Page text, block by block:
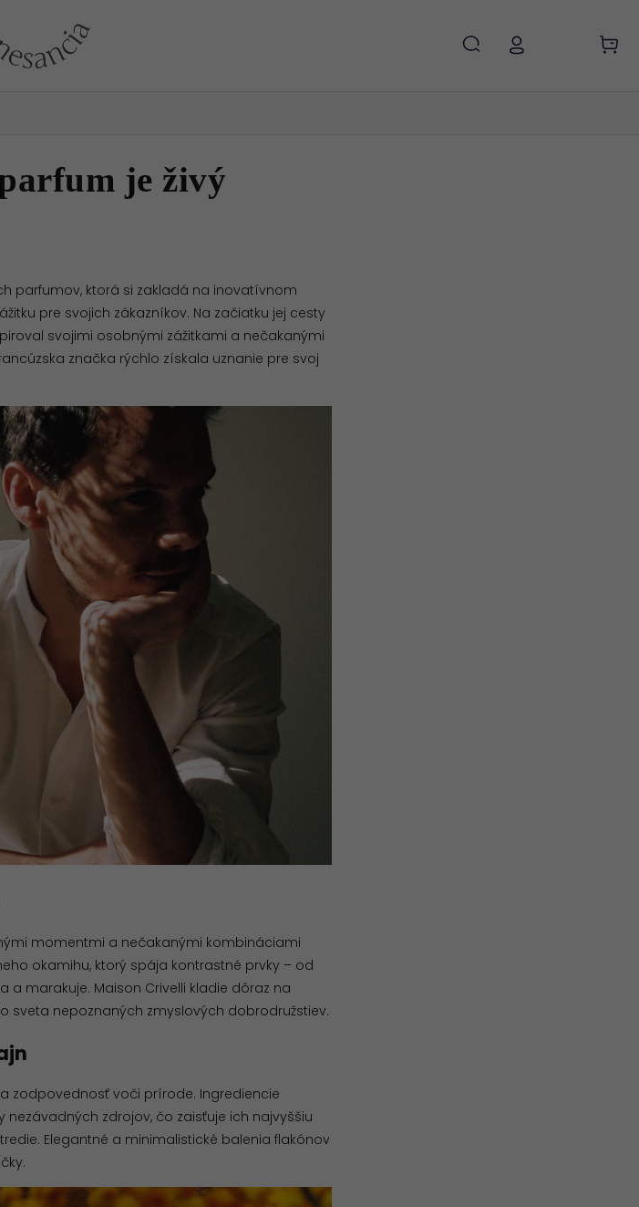
je živý
parfumov, ktorá si zakladá na inovatívnom
pre svojich zákazníkov. Na začiatku jej cesty
svojimi osobnými zážitkami a nečakanými
značka rýchlo získala uznanie pre svoj
momentmi a nečakanými kombináciami
okamihu, ktorý spája kontrastné prvky – od
a marakuje. Maison Crivelli kladie dôraz na
sveta nepoznaných zmyslových dobrodružstiev.
zodpovednosť voči prírode. Ingrediencie
zdrojov, čo zaisťuje ich najvyššiu
Elegantné a minimalistické balenia flakónov